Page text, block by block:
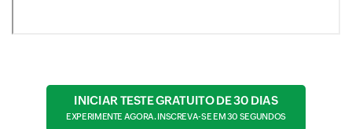
INICIAR TESTE GRATUITO DE 30 DIAS
EXPERIMENTE AGORA. INSCREVA-SE EM 30 SEGUNDOS